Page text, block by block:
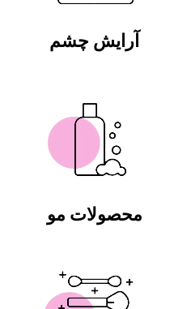
آرایش چشم
محصولات مو